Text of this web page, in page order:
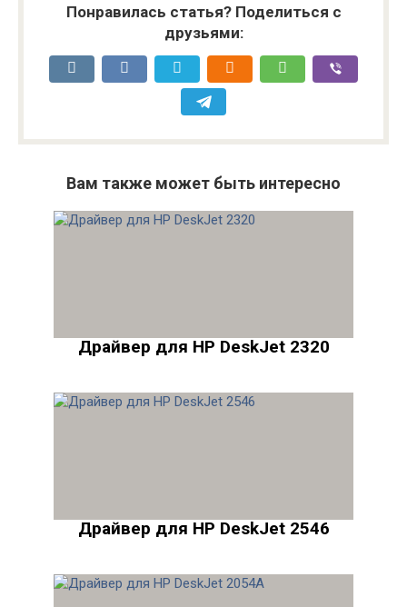
Понравилась статья? Поделиться с
друзьями:
Вам также может быть интересно
Драйвер для HP DeskJet 2320
Драйвер для HP DeskJet 2546